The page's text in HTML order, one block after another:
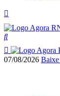
07/08/2026